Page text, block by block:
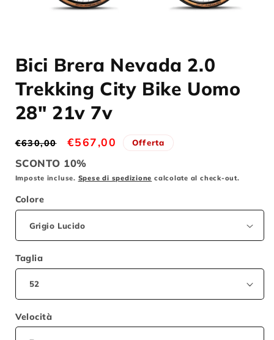
multimediali
1
finestra
modale
Bici Brera Nevada 2.0
Trekking City Bike Uomo
28" 21v 7v
Prezzo
di
listino
€630,00
Prezzo
scontato
€567,00 Offerta
SCONTO 10%
Imposte incluse. Spese di spedizione calcolate al check-out.
Colore
Taglia
Velocità